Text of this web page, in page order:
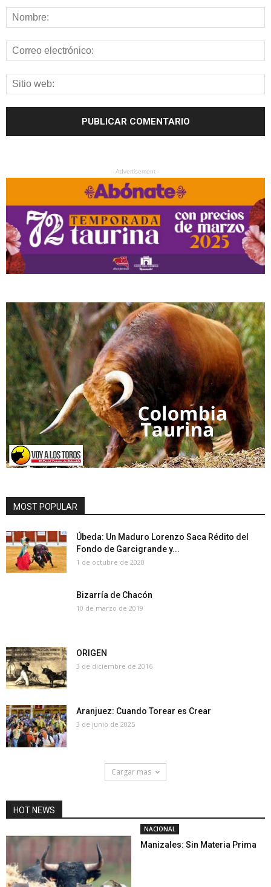
- Advertisement -
MOST POPULAR
Úbeda: Un Maduro Lorenzo Saca Rédito del
Fondo de Garcigrande y...
1 de octubre de 2020
Bizarría de Chacón
10 de marzo de 2019
ORIGEN
3 de diciembre de 2016
Aranjuez: Cuando Torear es Crear
3 de junio de 2025
Cargar mas
HOT NEWS
NACIONAL
Manizales: Sin Materia Prima